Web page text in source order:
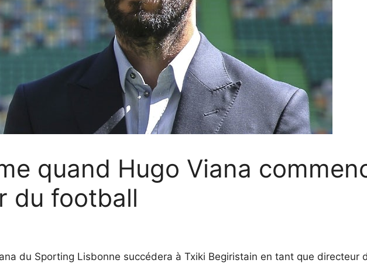
quand Hugo Viana
du football
du Sporting Lisbonne succédera à Txiki Begiristain en tant que directeur